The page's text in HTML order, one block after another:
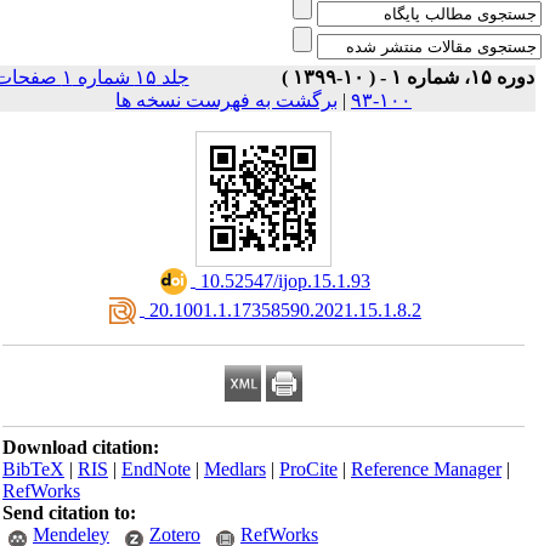
۱۵، شماره ۱ - ( ۱۰-۱۳۹۹ )
جلد ۱۵ شماره ۱ صفحات
۱۰۰-۹۳
|برگشت به فهرست نسخه ها
‎ 10.52547/ijop.15.1.93
‎ 20.1001.1.17358590.2021.15.1.8.2
Download citation:
BibTeX|RIS|EndNote|Medlars|ProCite|Reference Manager
RefWorks
Send citation to:
Mendeley
Zotero RefWorks